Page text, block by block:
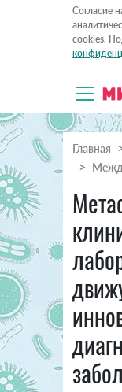
Согласие
cookies.
Главная